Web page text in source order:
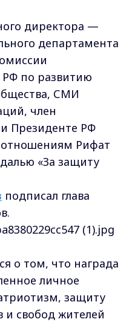
директора —
департамента
по развитию
СМИ
член
Президенте РФ
Рифат
«За защиту
подписал глава
о том, что награда
личное
защиту
и свобод жителей